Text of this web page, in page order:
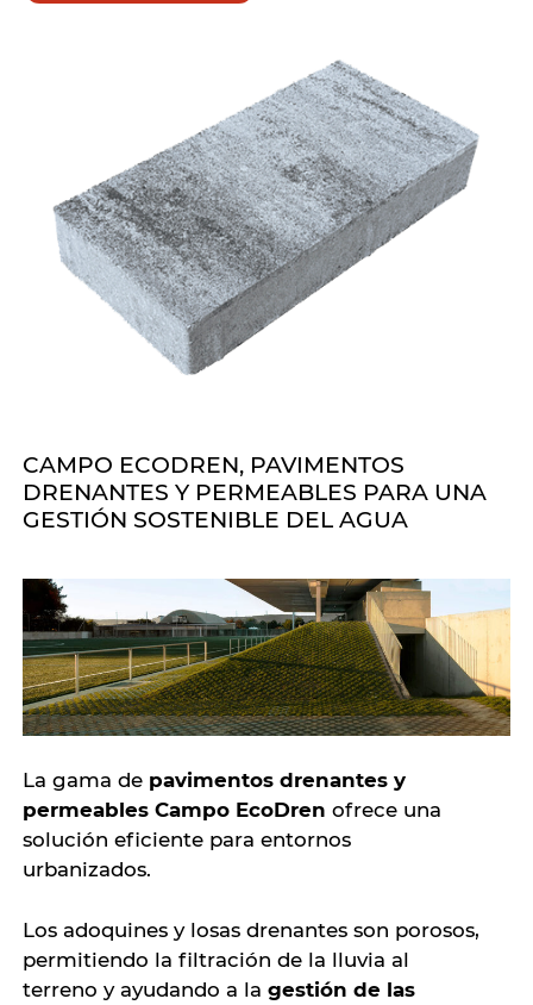
CAMPO ECODREN, PAVIMENTOS
DRENANTES Y PERMEABLES PARA UNA
GESTIÓN SOSTENIBLE DEL AGUA
La gama de pavimentos drenantes y
permeables Campo EcoDren ofrece una
solución eficiente para entornos
urbanizados.
Los adoquines y losas drenantes son porosos,
permitiendo la filtración de la lluvia al
terreno y ayudando a la gestión de las